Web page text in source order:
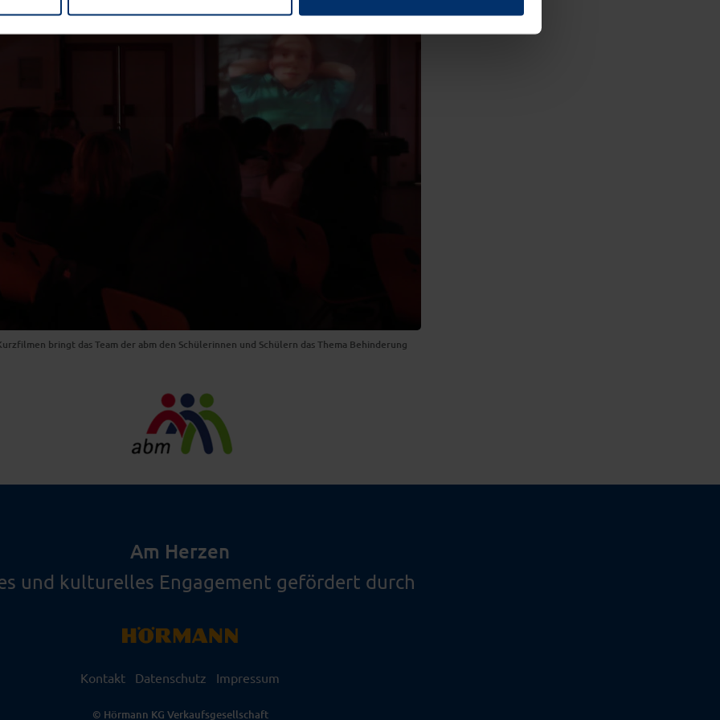
bringt das Team der abm den Schülerinnen und Schülern das Thema Behinderung
Am Herzen
und kulturelles Engagement gefördert durch
Kontakt Datenschutz Impressum
© Hörmann KG Verkaufsgesellschaft